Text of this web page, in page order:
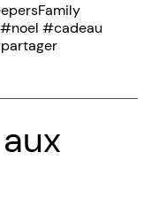
#cadeau
aux